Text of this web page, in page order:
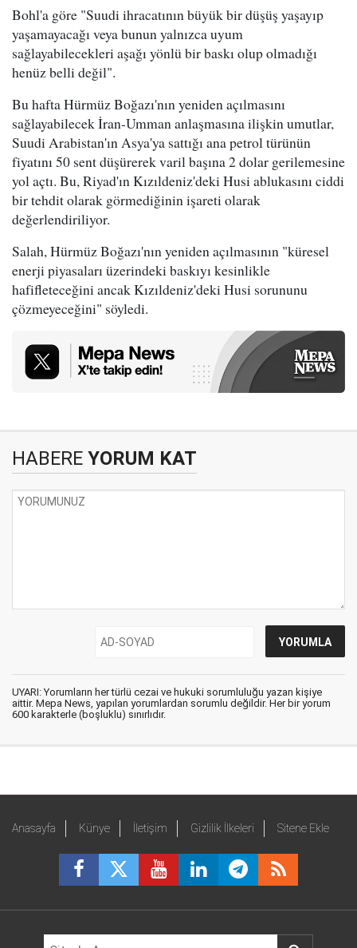
Bohl'a göre "Suudi ihracatının büyük bir düşüş yaşayıp
yaşamayacağı veya bunun yalnızca uyum
sağlayabilecekleri aşağı yönlü bir baskı olup olmadığı
henüz belli değil".
Bu hafta Hürmüz Boğazı'nın yeniden açılmasını
sağlayabilecek İran-Umman anlaşmasına ilişkin umutlar,
Suudi Arabistan'ın Asya'ya sattığı ana petrol türünün
fiyatını 50 sent düşürerek varil başına 2 dolar gerilemesine
yol açtı. Bu, Riyad'ın Kızıldeniz'deki Husi ablukasını ciddi
bir tehdit olarak görmediğinin işareti olarak
değerlendiriliyor.
Salah, Hürmüz Boğazı'nın yeniden açılmasının "küresel
enerji piyasaları üzerindeki baskıyı kesinlikle
hafifleteceğini ancak Kızıldeniz'deki Husi sorununu
çözmeyeceğini" söyledi.
HABERE YORUM KAT
UYARI: Yorumların her türlü cezai ve hukuki sorumluluğu yazan kişiye
aittir. Mepa News, yapılan yorumlardan sorumlu değildir. Her bir yorum
600 karakterle (boşluklu) sınırlıdır.
Anasayfa Künye İletişim Gizlilik İlkeleri Sitene Ekle